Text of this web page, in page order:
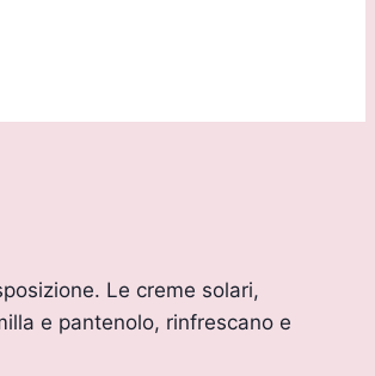
Le creme solari,
e pantenolo, rinfrescano e